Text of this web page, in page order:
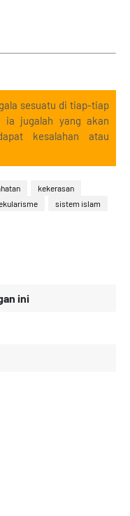
sesuatu di tiap-tiap
ia jugalah yang akan
kesalahan atau
kekerasan
sistem islam
ini